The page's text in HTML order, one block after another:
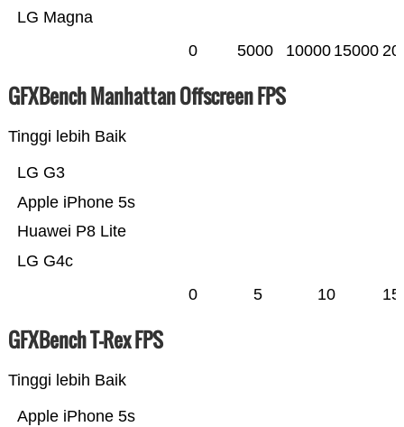
LG Magna
0 5000 10000 15000
GFXBench Manhattan Offscreen FPS
Tinggi lebih Baik
LG G4c
Huawei P8 Lite
Apple iPhone 5s
LG G3
0 5 10 15
GFXBench T-Rex FPS
Tinggi lebih Baik
Apple iPhone 5s